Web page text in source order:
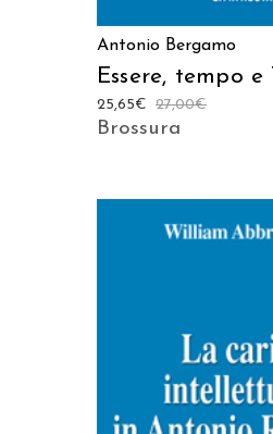
Antonio Bergamo
Essere, tempo
27,00€
25,65€
Brossura
AGGIUNGI AL